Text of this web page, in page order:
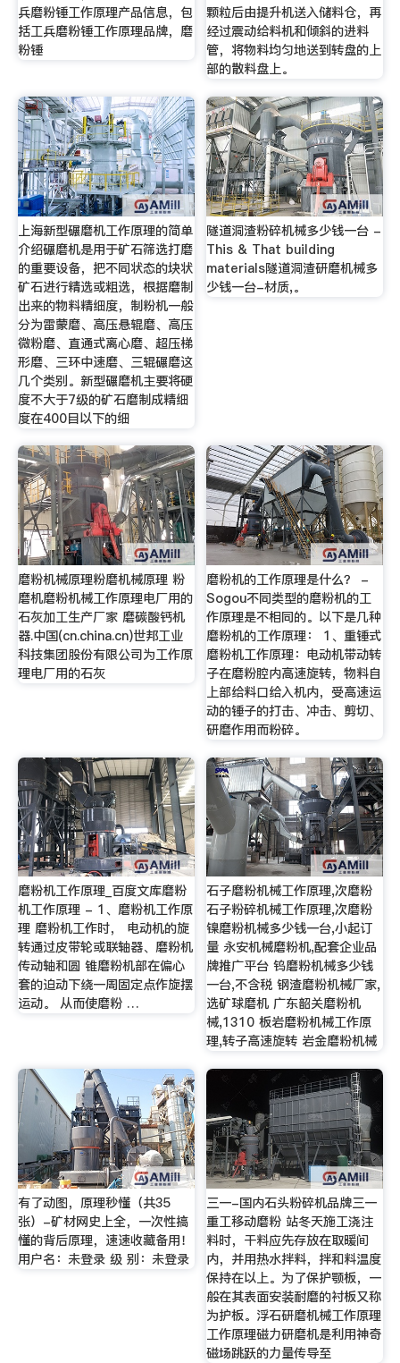
兵磨粉锤工作原理产品信息，包
括工兵磨粉锤工作原理品牌，磨
粉锤
颗粒后由提升机送入储料仓，再
经过震动给料机和倾斜的进料
管，将物料均匀地送到转盘的上
部的散料盘上。
上海新型碾磨机工作原理的简单
介绍碾磨机是用于矿石筛选打磨
的重要设备，把不同状态的块状
矿石进行精选或粗选，根据磨制
出来的物料精细度，制粉机一般
分为雷蒙磨、高压悬辊磨、高压
微粉磨、直通式离心磨、超压梯
形磨、三环中速磨、三辊碾磨这
几个类别。新型碾磨机主要将硬
度不大于7级的矿石磨制成精细
度在400目以下的细
隧道洞渣粉碎机械多少钱一台 -
This & That building
materials隧道洞渣研磨机械多
少钱一台-材质,。
磨粉机械原理粉磨机械原理 粉
磨机磨粉机械工作原理电厂用的
石灰加工生产厂家 磨碳酸钙机
器.中国(cn.china.cn)世邦工业
科技集团股份有限公司为工作原
理电厂用的石灰
磨粉机的工作原理是什么？ -
Sogou不同类型的磨粉机的工
作原理是不相同的。以下是几种
磨粉机的工作原理： 1、重锤式
磨粉机工作原理：电动机带动转
子在磨粉腔内高速旋转，物料自
上部给料口给入机内，受高速运
动的锤子的打击、冲击、剪切、
研磨作用而粉碎。
磨粉机工作原理_百度文库磨粉
机工作原理 - 1、磨粉机工作原
理 磨粉机工作时， 电动机的旋
转通过皮带轮或联轴器、磨粉机
传动轴和圆 锥磨粉机部在偏心
套的迫动下绕一周固定点作旋摆
运动。 从而使磨粉 …
石子磨粉机械工作原理,次磨粉
石子粉碎机械工作原理,次磨粉
镍磨粉机械多少钱一台,小起订
量 永安机械磨粉机,配套企业品
牌推广平台 钨磨粉机械多少钱
一台,不含税 钢渣磨粉机械厂家,
选矿球磨机 广东韶关磨粉机
械,1310 板岩磨粉机械工作原
理,转子高速旋转 岩金磨粉机械
有了动图，原理秒懂（共35
张）-矿材网史上全，一次性搞
懂的背后原理，速速收藏备用！
用户名：未登录 级 别：未登录
三一-国内石头粉碎机品牌三一
重工移动磨粉 站冬天施工浇注
料时，干料应先存放在取暖间
内，并用热水拌料，拌和料温度
保持在以上。为了保护颚板，一
般在其表面安装耐磨的衬板又称
为护板。浮石研磨机械工作原理
工作原理磁力研磨机是利用神奇
磁场跳跃的力量传导至